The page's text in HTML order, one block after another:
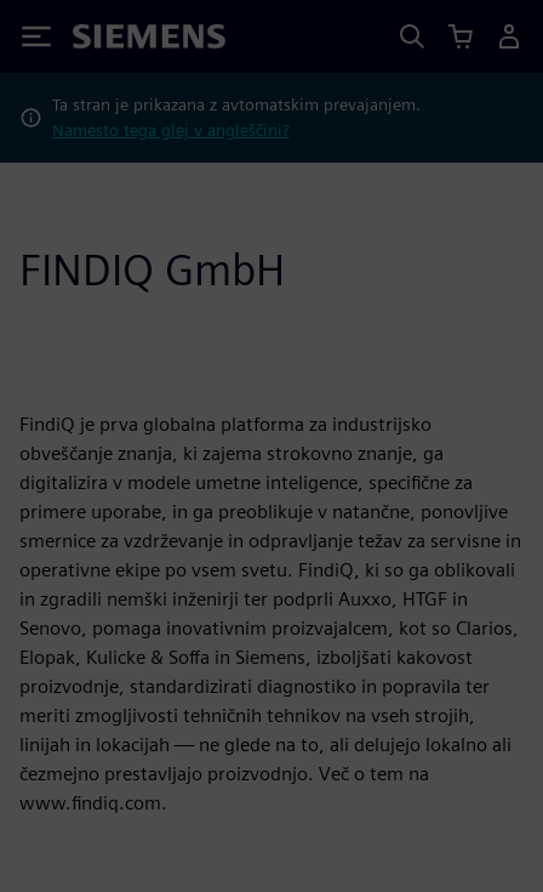
Siemens
Ta stran je prikazana z avtomatskim prevajanjem.
Namesto tega glej v angleščini?
FINDIQ GmbH
FindiQ je prva globalna platforma za industrijsko
obveščanje znanja, ki zajema strokovno znanje, ga
digitalizira v modele umetne inteligence, specifične za
primere uporabe, in ga preoblikuje v natančne, ponovljive
smernice za vzdrževanje in odpravljanje težav za servisne in
operativne ekipe po vsem svetu. FindiQ, ki so ga oblikovali
in zgradili nemški inženirji ter podprli Auxxo, HTGF in
Senovo, pomaga inovativnim proizvajalcem, kot so Clarios,
Elopak, Kulicke & Soffa in Siemens, izboljšati kakovost
proizvodnje, standardizirati diagnostiko in popravila ter
meriti zmogljivosti tehničnih tehnikov na vseh strojih,
linijah in lokacijah — ne glede na to, ali delujejo lokalno ali
čezmejno prestavljajo proizvodnjo. Več o tem na
www.findiq.com.